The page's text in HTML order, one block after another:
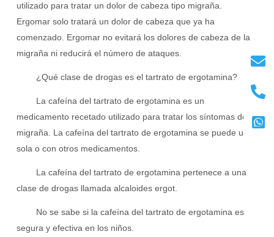
utilizado para tratar un dolor de cabeza tipo migraña.
Ergomar solo tratará un dolor de cabeza que ya ha
comenzado. Ergomar no evitará los dolores de cabeza de la
migraña ni reducirá el número de ataques.
¿Qué clase de drogas es el tartrato de ergotamina?
La cafeína del tartrato de ergotamina es un
medicamento recetado utilizado para tratar los síntomas de la
migraña. La cafeína del tartrato de ergotamina se puede usar
sola o con otros medicamentos.
La cafeína del tartrato de ergotamina pertenece a una
clase de drogas llamada alcaloides ergot.
No se sabe si la cafeína del tartrato de ergotamina es
segura y efectiva en los niños.